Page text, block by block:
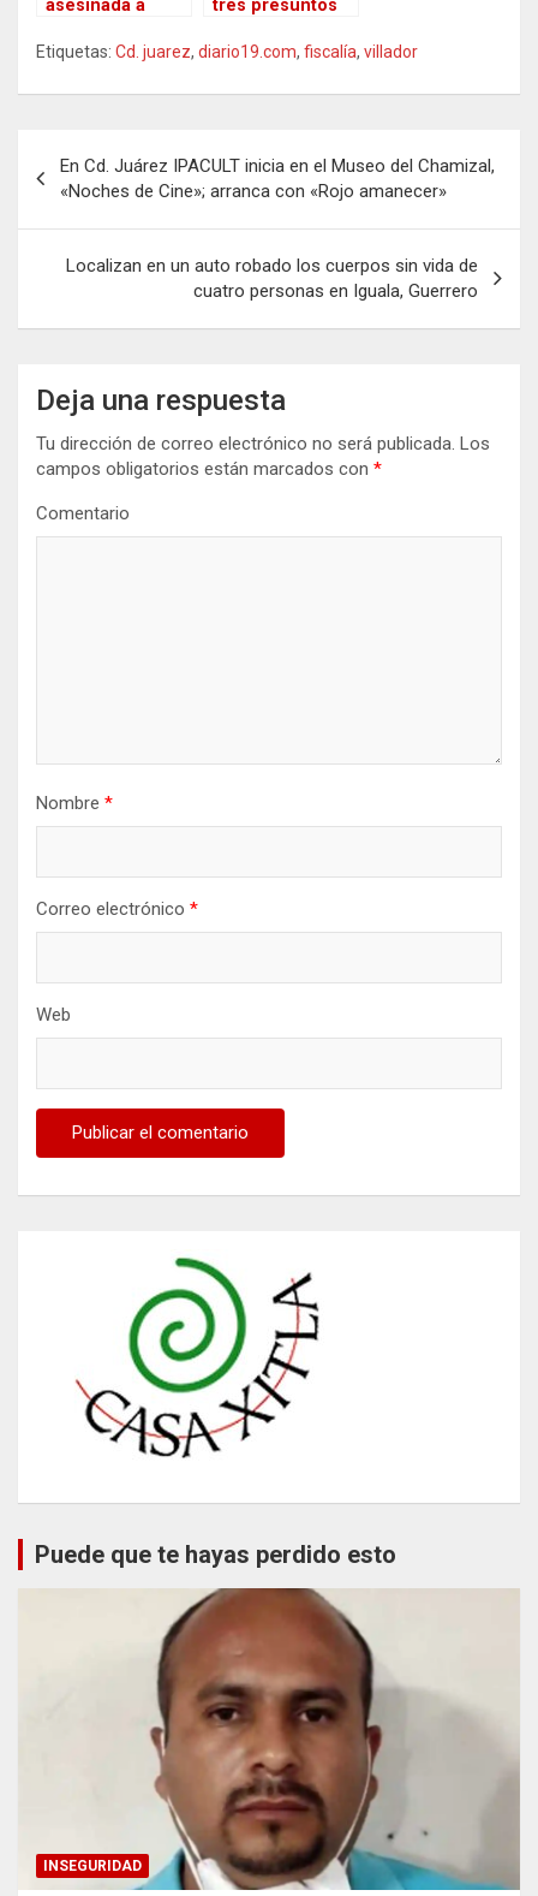
asesinada a
en Cuautitlán
tres presuntos
no identificado
los fallecidos en
Juárez
Etiquetas: Cd. juarez, diario19.com, fiscalía, villador
de
entradas
En Cd. Juárez IPACULT inicia en el Museo del Chamizal,
«Noches de Cine»; arranca con «Rojo amanecer»
Localizan en un auto robado los cuerpos sin vida de
cuatro personas en Iguala, Guerrero
Deja una respuesta
Tu dirección de correo electrónico no será publicada. Los
campos obligatorios están marcados con *
Comentario
Nombre *
Correo electrónico *
Web
Puede que te hayas perdido esto
INSEGURIDAD